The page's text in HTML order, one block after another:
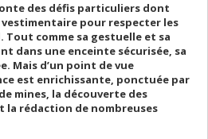
des défis particuliers dont
vestimentaire pour respecter les
Tout comme sa gestuelle et sa
dans une enceinte sécurisée, sa
Mais d’un point de vue
est enrichissante, ponctuée par
mines, la découverte des
la rédaction de nombreuses